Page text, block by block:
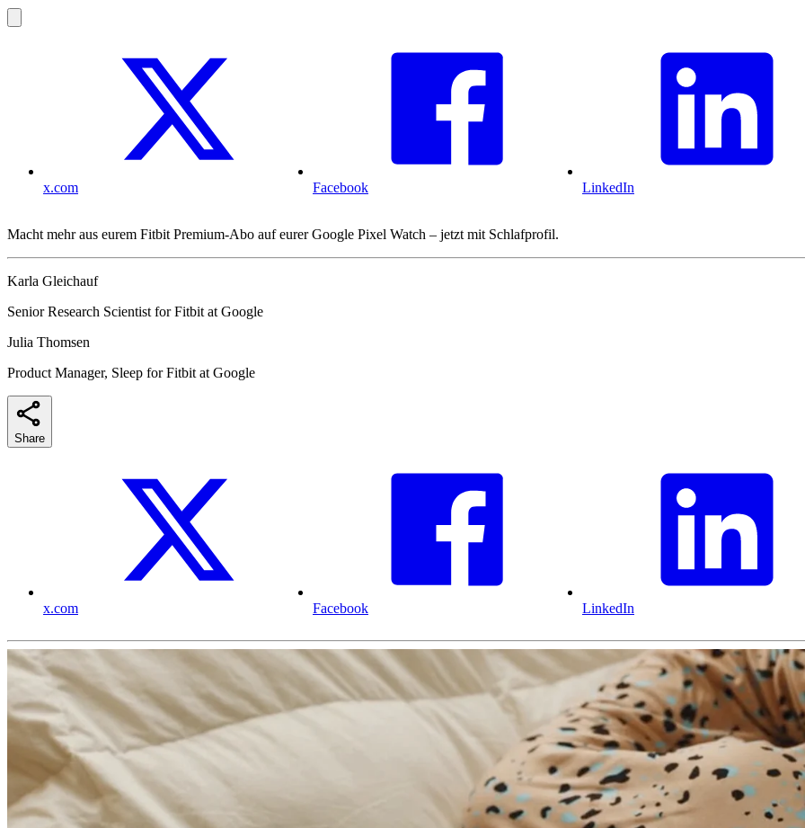
x.com Facebook LinkedIn
Macht mehr aus eurem Fitbit Premium-Abo auf eurer Google Pixel Watch – jetzt mit Schlafprofil.
Karla Gleichauf
Senior Research Scientist for Fitbit at Google
Julia Thomsen
Product Manager, Sleep for Fitbit at Google
Share
x.com Facebook LinkedIn